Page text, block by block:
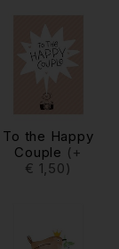
To the Happy
Couple (+
€ 1,50)